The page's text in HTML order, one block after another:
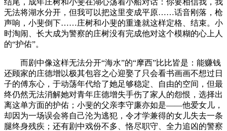
无法将湖水分开，但我可以把这里变成平原……话音刚落，枪
声响，小斐倒下……庄树和小斐的重逢就这样定格、结束。小
时淘闹、长大成为警察的庄树没有完成他对这个模糊的心上人
的“护佑”。
而剧中像这样无法分开“海水”的“摩西”比比皆是：能赚钱
还顾家的庄德增以极其包容之心迎娶了只会看书画画不想过日
子的傅东心，于动荡年代给了她足够稳定、自由的空间，但最
终仍然无法消解她对青年庄德增失手伤了家人的怨恨，选择出
离这单方面的护佑；小斐的父亲李守廉亦如是——他爱女儿，
却因为一场误会将自己沦为逃犯，令才学兼得的女儿失去一条
腿终身残疾；还有剧中戏份不多、恪尽职守、全力追凶的警察